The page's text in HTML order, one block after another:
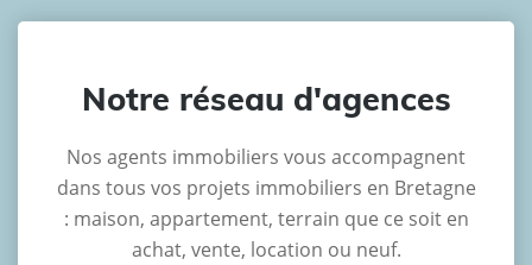
Notre réseau d'agences
Nos agents immobiliers vous accompagnent
dans tous vos projets immobiliers en Bretagne
: maison, appartement, terrain que ce soit en
achat, vente, location ou neuf.